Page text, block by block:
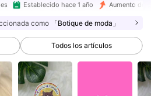
Establecido hace 1 año Aumento de
como 「Botique de moda」
Todos los artículos